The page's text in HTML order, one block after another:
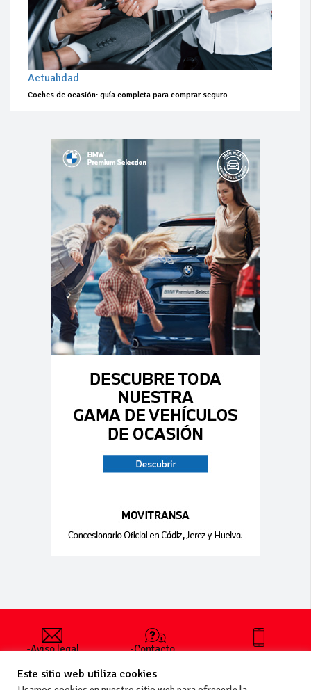
Actualidad
Coches de ocasión: guía completa para comprar seguro
-Aviso legal
generales
de uso
-Contacto
publicar un
anuncio
+34 627 35
Este sitio web utiliza cookies